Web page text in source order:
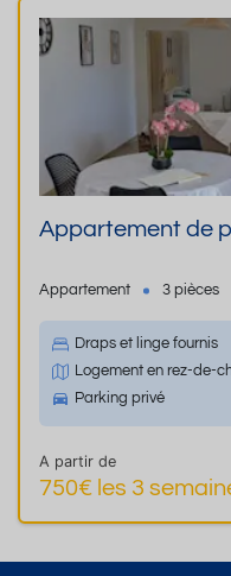
Appartement de
Appartement 3 pièces
Draps et linge fournis
Logement en rez-de-
Parking privé
A partir de
750€ les 3